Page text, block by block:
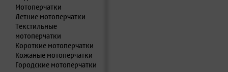
Мотоперчатки
Летние мотоперчатки
Текстильные
мотоперчатки
Короткие мотоперчатки
Кожаные мотоперчатки
Городские мотоперчатки